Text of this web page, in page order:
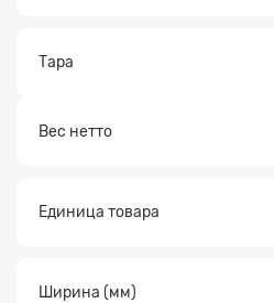
Тара
Вес нетто
Единица товара
Ширина (мм)